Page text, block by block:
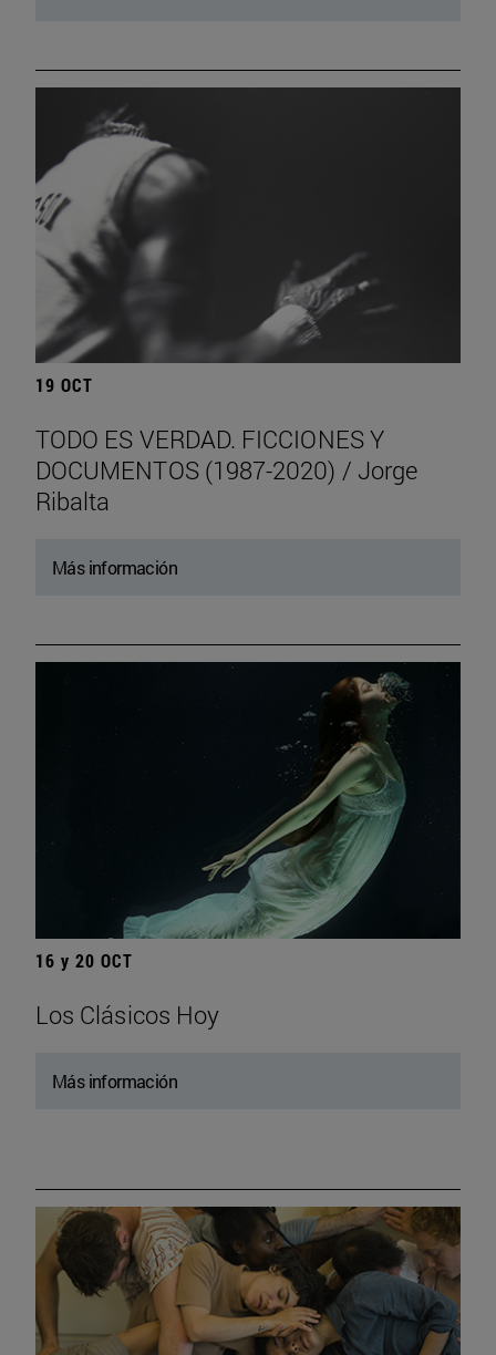
19 OCT
TODO ES VERDAD. FICCIONES Y
DOCUMENTOS (1987-2020) / Jorge
Ribalta
Más información
16 y 20 OCT
Los Clásicos Hoy
Más información